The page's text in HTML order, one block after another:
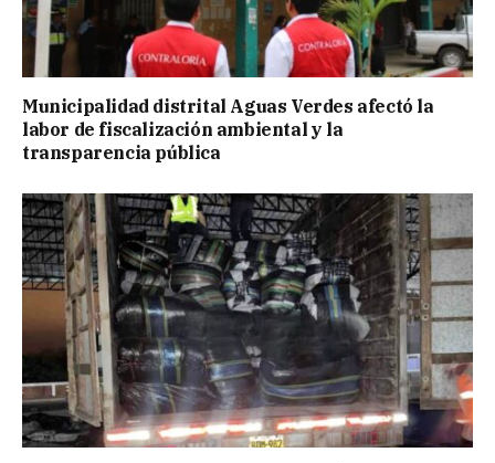
Municipalidad distrital Aguas Verdes afectó la
labor de fiscalización ambiental y la
transparencia pública